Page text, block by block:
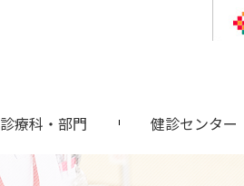
診療科・部門 健診センター